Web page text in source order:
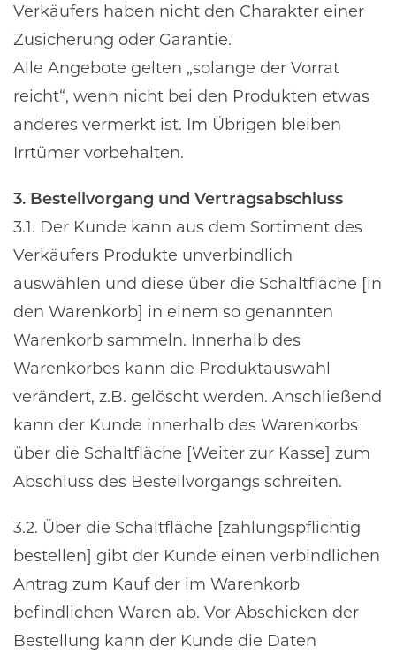
Verkäufers haben nicht den Charakter einer
Zusicherung oder Garantie.
Alle Angebote gelten „solange der Vorrat
reicht“, wenn nicht bei den Produkten etwas
anderes vermerkt ist. Im Übrigen bleiben
Irrtümer vorbehalten.
3. Bestellvorgang und Vertragsabschluss
3.1. Der Kunde kann aus dem Sortiment des
Verkäufers Produkte unverbindlich
auswählen und diese über die Schaltfläche [in
den Warenkorb] in einem so genannten
Warenkorb sammeln. Innerhalb des
Warenkorbes kann die Produktauswahl
verändert, z.B. gelöscht werden. Anschließend
kann der Kunde innerhalb des Warenkorbs
über die Schaltfläche [Weiter zur Kasse] zum
Abschluss des Bestellvorgangs schreiten.
3.2. Über die Schaltfläche [zahlungspflichtig
bestellen] gibt der Kunde einen verbindlichen
Antrag zum Kauf der im Warenkorb
befindlichen Waren ab. Vor Abschicken der
Bestellung kann der Kunde die Daten